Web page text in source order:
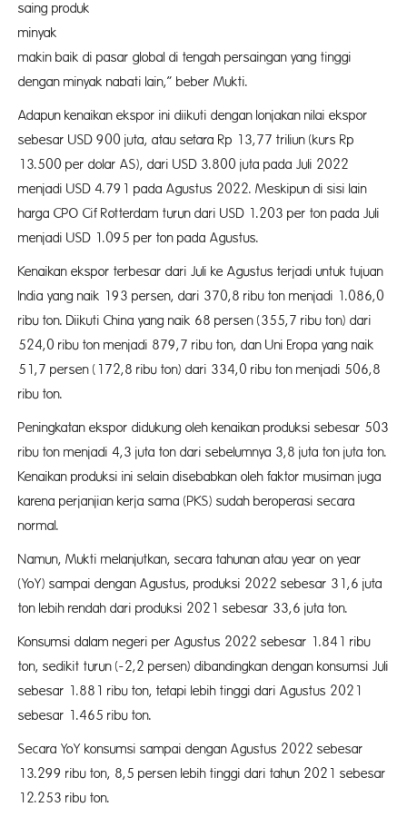
saing produk
makin baik di pasar global di tengah persaingan yang tinggi
dengan minyak nabati lain,” beber Mukti.
Adapun kenaikan ekspor ini diikuti dengan lonjakan nilai ekspor
sebesar USD 900 juta, atau setara Rp 13,77 triliun (kurs Rp
13.500 per dolar AS), dari USD 3.800 juta pada Juli 2022
menjadi USD 4.791 pada Agustus 2022. Meskipun di sisi lain
harga CPO Cif Rotterdam turun dari USD 1.203 per ton pada Juli
menjadi USD 1.095 per ton pada Agustus.
Kenaikan ekspor terbesar dari Juli ke Agustus terjadi untuk tujuan
India yang naik 193 persen, dari 370,8 ribu ton menjadi 1.086,0
ribu ton. Diikuti China yang naik 68 persen (355,7 ribu ton) dari
524,0 ribu ton menjadi 879,7 ribu ton, dan Uni Eropa yang naik
51,7 persen (172,8 ribu ton) dari 334,0 ribu ton menjadi 506,8
ribu ton.
Peningkatan ekspor didukung oleh kenaikan produksi sebesar 503
ribu ton menjadi 4,3 juta ton dari sebelumnya 3,8 juta ton juta ton.
Kenaikan produksi ini selain disebabkan oleh faktor musiman juga
karena perjanjian kerja sama (PKS) sudah beroperasi secara
normal.
Namun, Mukti melanjutkan, secara tahunan atau year on year
(YoY) sampai dengan Agustus, produksi 2022 sebesar 31,6 juta
ton lebih rendah dari produksi 2021 sebesar 33,6 juta ton.
Konsumsi dalam negeri per Agustus 2022 sebesar 1.841 ribu
ton, sedikit turun (-2,2 persen) dibandingkan dengan konsumsi Juli
sebesar 1.881 ribu ton, tetapi lebih tinggi dari Agustus 2021
sebesar 1.465 ribu ton.
Secara YoY konsumsi sampai dengan Agustus 2022 sebesar
13.299 ribu ton, 8,5 persen lebih tinggi dari tahun 2021 sebesar
12.253 ribu ton.